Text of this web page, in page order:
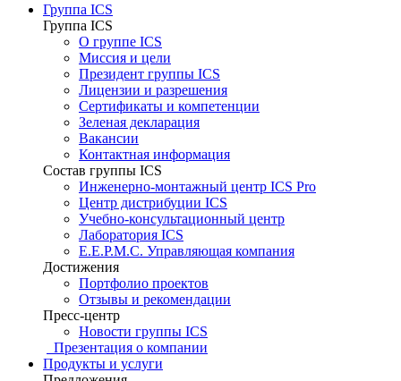
Группа ICS
Группа ICS
О группе ICS
Миссия и цели
Президент группы ICS
Лицензии и разрешения
Сертификаты и компетенции
Зеленая декларация
Вакансии
Контактная информация
Состав группы ICS
Инженерно-монтажный центр ICS Pro
Центр дистрибуции ICS
Учебно-консультационный центр
Лаборатория ICS
E.E.P.M.C. Управляющая компания
Достижения
Портфолио проектов
Отзывы и рекомендации
Пресс-центр
Новости группы ICS
Презентация о компании
Продукты и услуги